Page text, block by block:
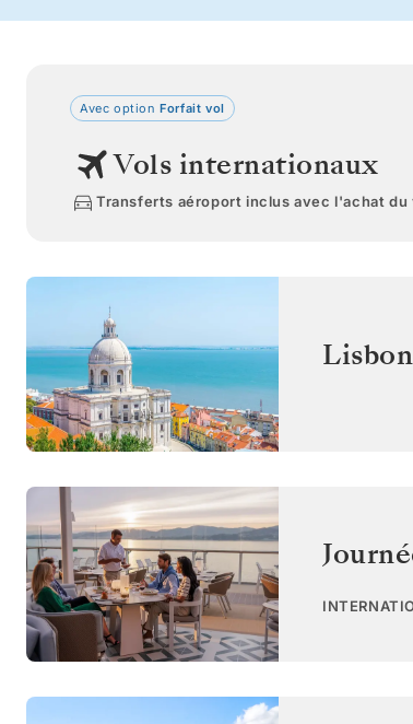
Avec option Forfait vol
Vols internationaux
Transferts aéroport inclus avec l'achat du